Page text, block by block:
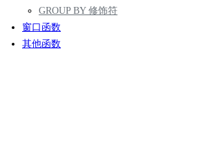
GROUP BY 修饰符
窗口函数
其他函数